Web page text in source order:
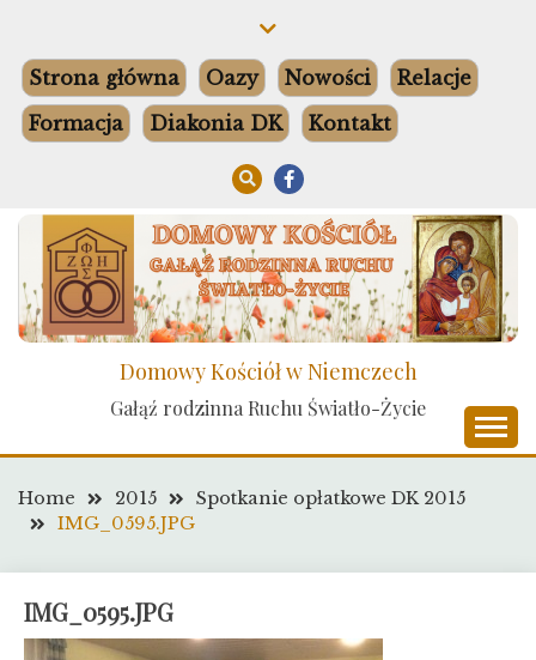
content
Strona główna Oazy Nowości
Relacje
Formacja
Diakonia DK Kontakt
Domowy Kościół w Niemczech
Gałąź rodzinna Ruchu Światło-Życie
Home 2015
Spotkanie opłatkowe DK 2015
IMG_0595.JPG
IMG_0595.JPG